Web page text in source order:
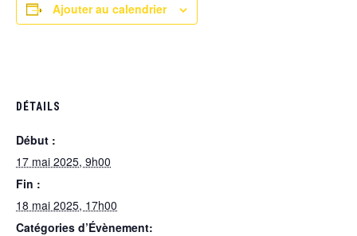
Ajouter au calendrier
DÉTAILS
Début :
17 mai 2025, 9h00
Fin :
18 mai 2025, 17h00
Catégories d’Évènement: